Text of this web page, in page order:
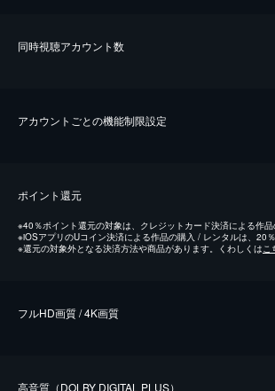
同時視聴アカウント数
アカウントごとの機能制限設定
ポイント還元
※40％ポイント還元の対象は、クレジットカード決済による作品
※iOSアプリのUコイン決済による作品の購入 / レンタルは、20％
※還元の対象外となる決済方法や商品があります。くわしくはこ
フルHD画質 / 4K画質
⾼⾳質（DOLBY DIGITAL PLUS）